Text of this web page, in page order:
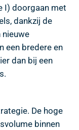
I) doorgaan met
dankzij de
nieuwe
een bredere en
dan bij een
De hoge
binnen